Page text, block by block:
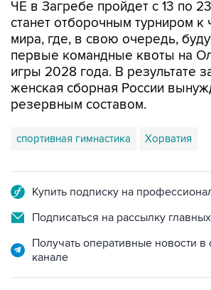
мира, где, в свою очередь,
первые командные квоты на
игры 2028 года. В результате
женская сборная России
резервным составом.
спортивная гимнастика Хорватия
Подписаться на рассылку главных
Получать оперативные новости
канале
НОВОСТИ ПО ТЕМЕ